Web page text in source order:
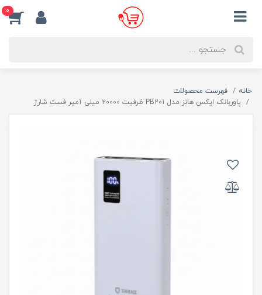
0
خانه
فهرست محصولات
پاوربانک ایکس هانز مدل PB201 ظرفیت ۲۰۰۰۰ میلی آمپر فست شارژ